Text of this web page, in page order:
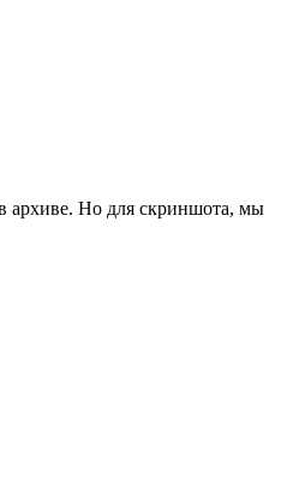
архиве. Но для скриншота, мы